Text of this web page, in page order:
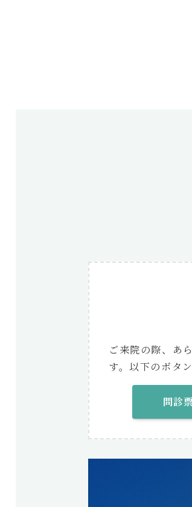
ご来院の際、あ
す。以下のボタ
問診